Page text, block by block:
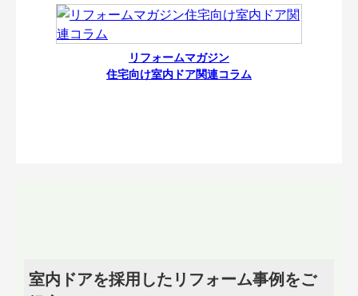
リフォームマガジン
住宅向け室内ドア関連コラム
室内ドアを採用したリフォーム事例をご